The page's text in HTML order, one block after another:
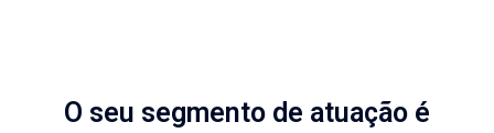
O seu segmento de atuação é